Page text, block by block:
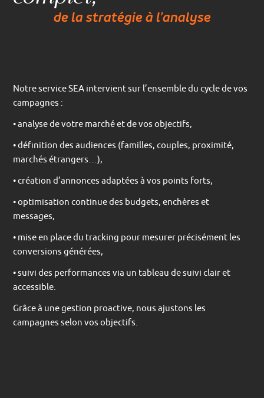
de la stratégie à l’analyse
Notre service SEA intervient sur l’ensemble du cycle de vos
campagnes :
• analyse de votre marché et de vos objectifs,
• définition des audiences (familles, couples, proximité,
marchés étrangers…),
• création d’annonces adaptées à vos points forts,
• optimisation continue des budgets, enchères et
messages,
• mise en place du tracking pour mesurer précisément les
conversions générées,
• suivi des performances via un tableau de suivi clair et
accessible.
Grâce à une gestion proactive, nous ajustons les
campagnes selon vos objectifs.